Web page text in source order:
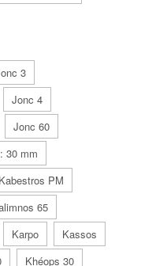
3
Jonc 4
Jonc 60
30 mm
Kabestros PM
65
Karpo
Kassos
Khéops 30